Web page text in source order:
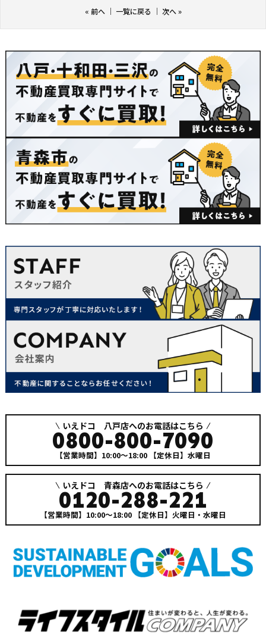
« 前へ｜ 一覧に戻る ｜ 次へ»
いえドコ 八戸店へのお電話はこちら
0800-800-7090
【営業時間】10:00～18:00 【定休日】水曜日
いえドコ 青森店へのお電話はこちら
0120-288-221
【営業時間】10:00～18:00 【定休日】火曜日・水曜日